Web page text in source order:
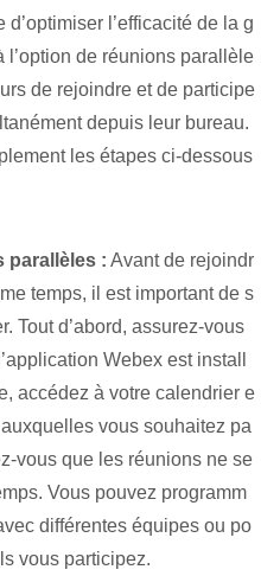
l’efficacité de la g
de réunions parallèle
de rejoindre et de participe
depuis leur bureau.
les étapes ci-dessous
parallèles : Avant de rejoindr
temps, il est important de s
Tout d’abord, assurez-vous
Webex est install
accédez à votre calendrier e
vous souhaitez pa
vous que les réunions ne se
Vous pouvez programm
différentes équipes ou po
vous participez.